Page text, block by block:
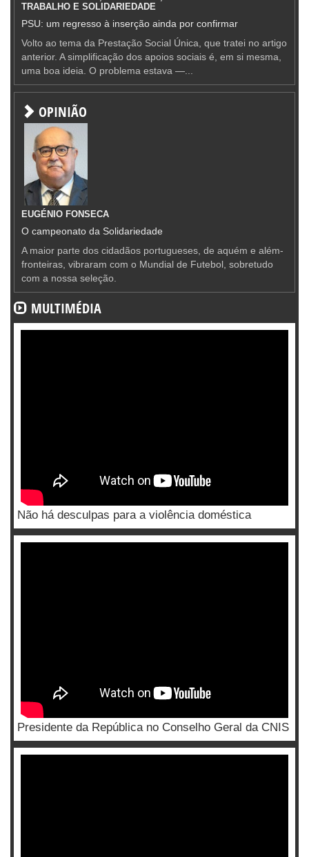
TRABALHO E SOLIDARIEDADE
PSU: um regresso à inserção ainda por confirmar
Volto ao tema da Prestação Social Única, que tratei no artigo
anterior. A simplificação dos apoios sociais é, em si mesma,
uma boa ideia. O problema estava —...
OPINIÃO
EUGÉNIO FONSECA
O campeonato da Solidariedade
A maior parte dos cidadãos portugueses, de aquém e além-
fronteiras, vibraram com o Mundial de Futebol, sobretudo
com a nossa seleção.
MULTIMÉDIA
Não há desculpas para a violência doméstica
Presidente da República no Conselho Geral da CNIS